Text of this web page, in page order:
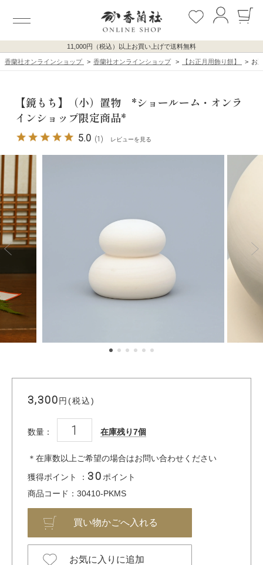
11,000円（税込）以上お買い上げで送料無料
香蘭社オンラインショップ 香蘭社オンラインショップ 【お正月用飾り餅】 お
【鏡もち】（小）置物 *ショールーム・オンラ
インショップ限定商品*
5.0 (1) レビューを見る
3,300円(税込)
数量： 在庫残り7個
＊在庫数以上ご希望の場合はお問い合わせください
獲得ポイント ： 30 ポイント
商品コード：30410-PKMS
お気に入りに追加